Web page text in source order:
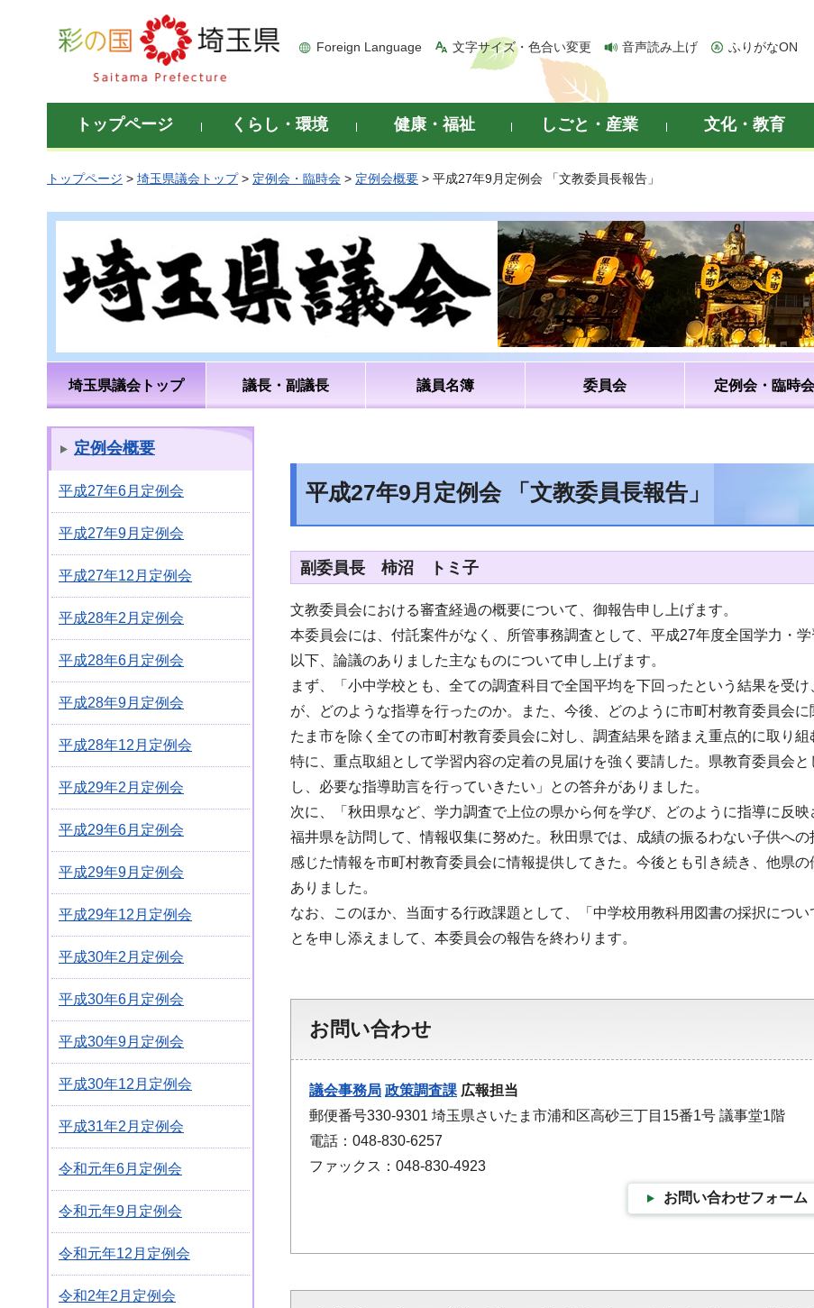
彩の国 埼玉県
Foreign Language 文字サイズ・色合い変更 音声読み上げ ふりがなON
トップページ くらし・環境 健康・福祉 しごと・産業 文化・教育
トップページ > 埼玉県議会トップ> 定例会・臨時会 > 定例会概要 > 平成27年9月定例会 「文教委員長報告」
埼玉県議会トップ 議長・副議長 議員名簿 委員会 定例会・臨時会
定例会概要
平成27年6月定例会
平成27年9月定例会
平成27年12月定例会
平成28年2月定例会
平成28年6月定例会
平成28年9月定例会
平成28年12月定例会
平成29年2月定例会
平成29年6月定例会
平成29年9月定例会
平成29年12月定例会
平成30年2月定例会
平成30年6月定例会
平成30年9月定例会
平成30年12月定例会
平成31年2月定例会
令和元年6月定例会
令和元年9月定例会
令和元年12月定例会
令和2年2月定例会
平成27年9月定例会 「文教委員長報告」
副委員長 柿沼 トミ子
文教委員会における審査経過の概要について、御報告申し上げます。
本委員会には、付託案件がなく、所管事務調査として、平成27年度全国学力・
以下、論議のありました主なものについて申し上げます。
まず、「小中学校とも、全ての調査科目で全国平均を下回ったという結果を受
が、どのような指導を行ったのか。また、今後、どのように市町村教育委員会
たま市を除く全ての市町村教育委員会に対し、調査結果を踏まえ重点的に取り
特に、重点取組として学習内容の定着の見届けを強く要請した。県教育委員会
し、必要な指導助言を行っていきたい」との答弁がありました。
次に、「秋田県など、学力調査で上位の県から何を学び、どのように指導に反
福井県を訪問して、情報収集に努めた。秋田県では、成績の振るわない子供へ
感じた情報を市町村教育委員会に情報提供してきた。今後とも引き続き、他県
ありました。
なお、このほか、当面する行政課題として、「中学校用教科用図書の採択につ
とを申し添えまして、本委員会の報告を終わります。
お問い合わせ
議会事務局 政策調査課 広報担当
郵便番号330-9301 埼玉県さいたま市浦和区高砂三丁目15番1号 議事堂1階
電話：048-830-6257
ファックス：048-830-4923
お問い合わせフォーム